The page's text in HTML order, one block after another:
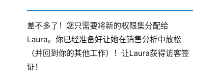
差不多了！您只需要将新的权限集分配给
Laura。你已经准备好让她在销售分析中放松
（并回到你的其他工作）！让Laura获得访客签
证！